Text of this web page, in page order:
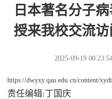
日本著名分子
授来我校交流
2025-09-19
https://dwyxy.qau.edu.cn/content/
责任编辑:丁国庆